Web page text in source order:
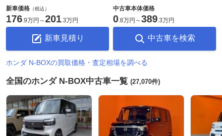
新車価格 （税込）
176.9万円 ～201.3万円
新車見積り
中古車本体価格
0.8万円 ～389.3万円
中古車を検索
ホンダ N-BOXの買取価格・査定相場を調べる
全国のホンダ N-BOX中古車一覧 (27,070件)